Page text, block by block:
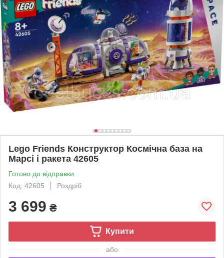
Lego Friends Конструктор Космічна база на
Марсі і ракета 42605
Готово до відправки
Код: 42605
Роздріб
3 699 ₴
Купити
або